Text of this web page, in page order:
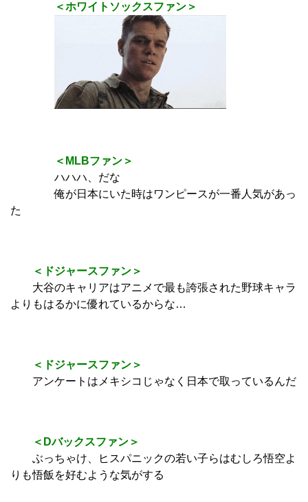
＜ホワイトソックスファン＞
＜MLBファン＞
ハハハ、だな
俺が日本にいた時はワンピースが一番人気があっ
た
＜ドジャースファン＞
大谷のキャリアはアニメで最も誇張された野球キャラ
よりもはるかに優れているからな…
＜ドジャースファン＞
アンケートはメキシコじゃなく日本で取っているんだ
＜Dバックスファン＞
ぶっちゃけ、ヒスパニックの若い子らはむしろ悟空よ
りも悟飯を好むような気がする